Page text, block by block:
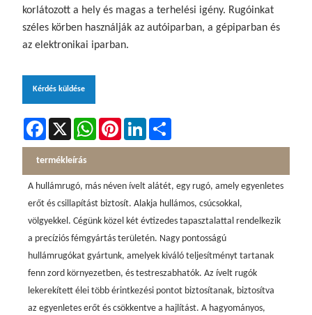
korlátozott a hely és magas a terhelési igény. Rugóinkat
széles körben használják az autóiparban, a gépiparban és
az elektronikai iparban.
Kérdés küldése
Facebook
X WhatsAppPinterestLinkedIn
termékleírás
A hullámrugó, más néven ívelt alátét, egy rugó, amely egyenletes
erőt és csillapítást biztosít. Alakja hullámos, csúcsokkal,
völgyekkel. Cégünk közel két évtizedes tapasztalattal rendelkezik
a precíziós fémgyártás területén. Nagy pontosságú
hullámrugókat gyártunk, amelyek kiváló teljesítményt tartanak
fenn zord környezetben, és testreszabhatók. Az ívelt rugók
lekerekített élei több érintkezési pontot biztosítanak, biztosítva
az egyenletes erőt és csökkentve a hajlítást. A hagyományos,